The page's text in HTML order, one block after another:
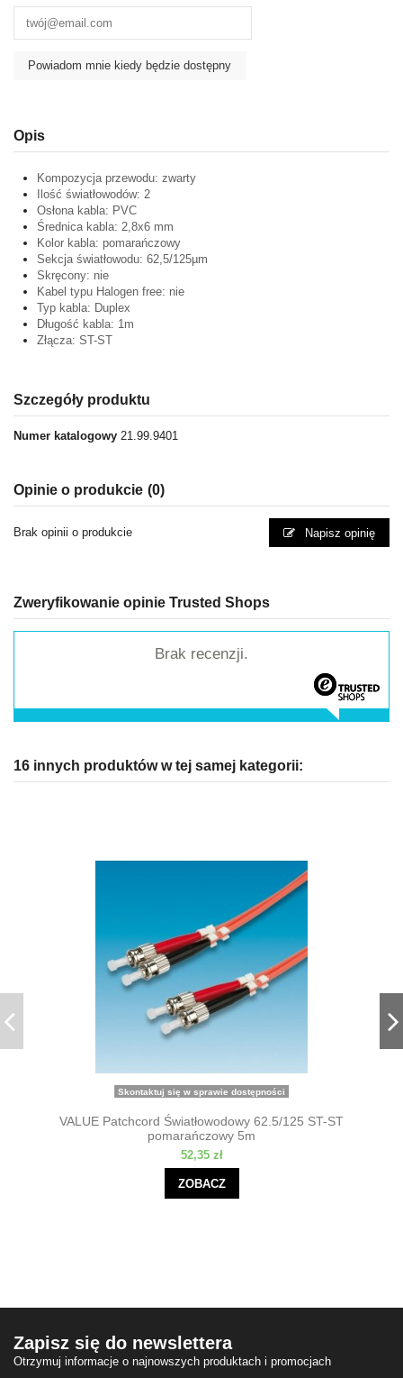
Opis
Kompozycja przewodu: zwarty
Ilość światłowodów: 2
Osłona kabla: PVC
Średnica kabla: 2,8x6 mm
Kolor kabla: pomarańczowy
Sekcja światłowodu: 62,5/125µm
Skręcony: nie
Kabel typu Halogen free: nie
Typ kabla: Duplex
Długość kabla: 1m
Złącza: ST-ST
Szczegóły produktu
Numer katalogowy 21.99.9401
Opinie o produkcie (0)
Brak opinii o produkcie Napisz opinię
Zweryfikowanie opinie Trusted Shops
Brak recenzji.
16 innych produktów w tej samej kategorii:
Skontaktuj się w sprawie dostępności
VALUE Patchcord Światłowodowy 62.5/125 ST-ST
pomarańczowy 5m
52,35 zł
ZOBACZ
Zapisz się do newslettera
Otrzymuj informacje o najnowszych produktach i promocjach